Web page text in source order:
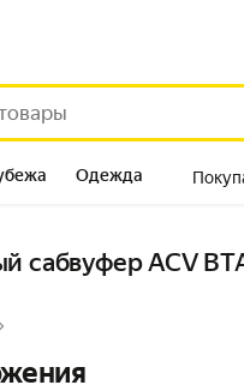
Одежда
сабвуфер ACV